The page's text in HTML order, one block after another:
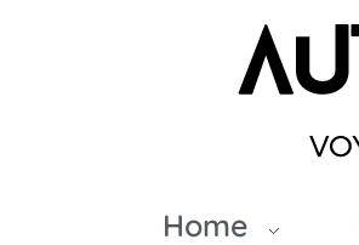
Home